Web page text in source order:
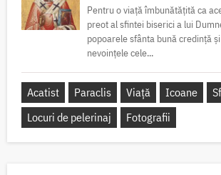
Pentru o viață îmbunătățită ca
preot al sfintei biserici a lui
popoarele sfânta bună credință
nevoințele cele...
Acatist Paraclis Viață Icoane
Locuri de pelerinaj
Fotografii